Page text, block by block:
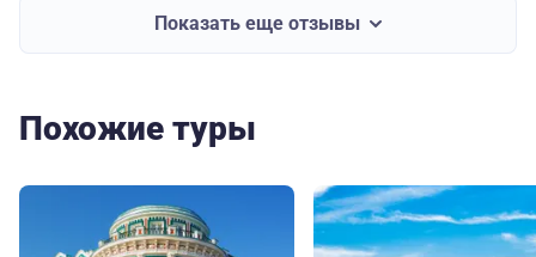
Показать еще отзывы
Похожие туры